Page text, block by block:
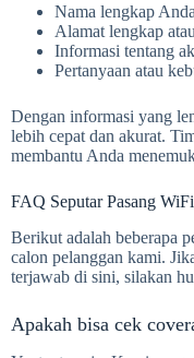
Nama lengkap Anda
Alamat lengkap
Informasi tentang
Pertanyaan atau
Dengan informasi yang
lebih cepat dan akurat.
membantu Anda
FAQ Seputar Pasang WiFi
Berikut adalah beberapa
calon pelanggan kami.
terjawab di sini, silakan
Apakah bisa cek